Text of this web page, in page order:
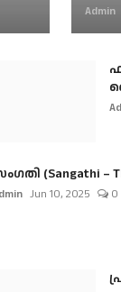
Admin
(Sangathi –
Jun 10, 2025 0